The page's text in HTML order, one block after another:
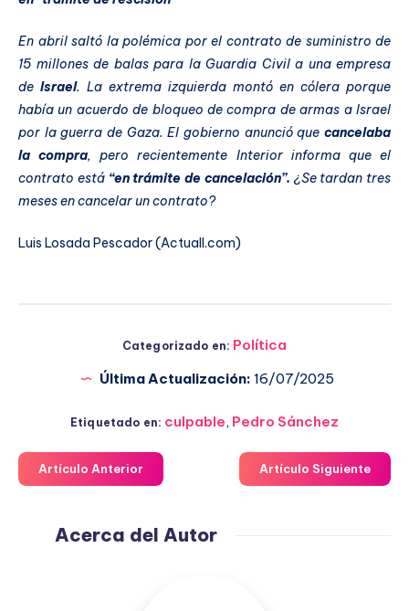
En abril saltó la polémica por el contrato de suministro de
15 millones de balas para la Guardia Civil a una empresa
de Israel. La extrema izquierda montó en cólera porque
había un acuerdo de bloqueo de compra de armas a Israel
por la guerra de Gaza. El gobierno anunció que cancelaba
la compra, pero recientemente Interior informa que el
contrato está “en trámite de cancelación”. ¿Se tardan tres
meses en cancelar un contrato?
Luis Losada Pescador (Actuall.com)
Categorizado en: Política
Última Actualización: 16/07/2025
Etiquetado en: culpable, Pedro Sánchez
Artículo Anterior Artículo Siguiente
Acerca del Autor